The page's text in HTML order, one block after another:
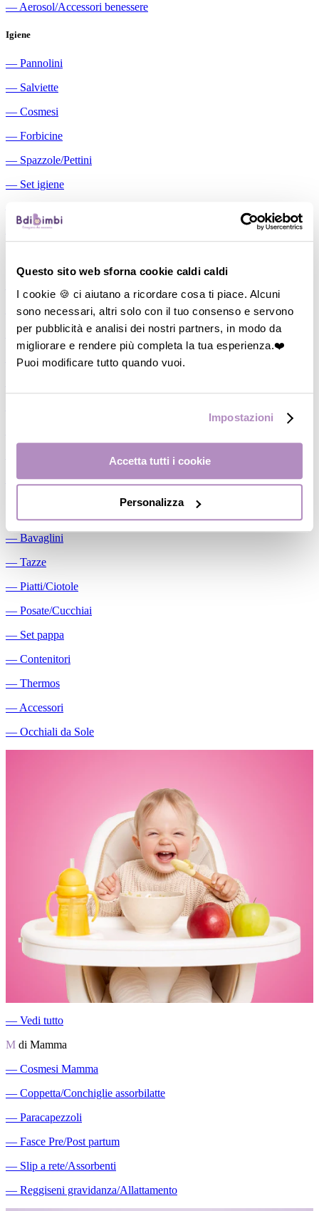
Questo sito web sforna cookie caldi caldi
I cookie 🍪 ci aiutano a ricordare cosa ti piace. Alcuni
sono necessari, altri solo con il tuo consenso e servono
per pubblicità e analisi dei nostri partners, in modo da
migliorare e rendere più completa la tua esperienza.❤️
Puoi modificare tutto quando vuoi.
Impostazioni
Accetta tutti i cookie
Personalizza
― Aerosol/Accessori benessere
Igiene
― Pannolini
― Salviette
― Cosmesi
― Forbicine
― Spazzole/Pettini
― Set igiene
Aspiratori nasali manuali
―
Cuscini allattamento
―Biberon
―
Tettarelle
―Succhietti
Conservalatte Materno
―Massaggiagengive
― Bavaglini
― Tazze
― Piatti/Ciotole
― Posate/Cucchiai
― Set pappa
― Contenitori
― Thermos
― Accessori
― Occhiali da Sole
― Vedi tutto
M di Mamma
― Cosmesi Mamma
― Coppetta/Conchiglie assorbilatte
― Paracapezzoli
― Fasce Pre/Post partum
― Slip a rete/Assorbenti
― Reggiseni gravidanza/Allattamento